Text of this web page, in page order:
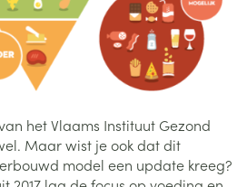
het Vlaams Instituut Gezond
Maar wist je ook dat dit
model een update kreeg?